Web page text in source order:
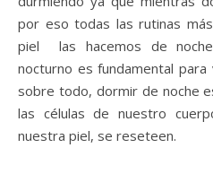
por eso todas las rutinas
piel las hacemos de
nocturno es fundamental
sobre todo, dormir de noche
las células de nuestro
nuestra piel, se reseteen.